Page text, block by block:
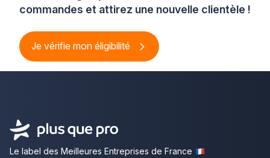
commandes et attirez une nouvelle clientèle !
Je vérifie mon éligibilité
Le label des Meilleures Entreprises de France